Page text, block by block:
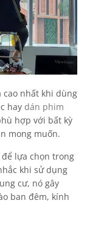
cao nhất khi dùng
hay dán phim
hợp với bất kỳ
mong muốn.
để lựa chọn trong
khi sử dụng
cư, nó gây
ban đêm, kính